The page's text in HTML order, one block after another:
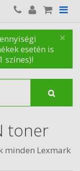
×
esetén is
színes)!
toner
minden Lexmark